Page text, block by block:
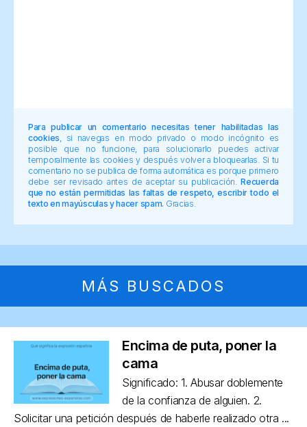
Para publicar un comentario necesitas tener habilitadas las
cookies , si navegas en modo privado o modo incógnito es
posible que no funcione, para solucionarlo puedes activar
temporalmente las cookies y después volver a bloquearlas. Si tu
comentario no se publica de forma automática es porque primero
debe ser revisado antes de aceptar su publicación.Recuerda
que no están permitidas las faltas de respeto, escribir todo el
texto en mayúsculas y hacer spam. Gracias.
MÁS BUSCADOS
Encima de puta, poner la
cama
Significado: 1. Abusar doblemente
de la confianza de alguien. 2.
Solicitar una petición después de haberle realizado otra ...